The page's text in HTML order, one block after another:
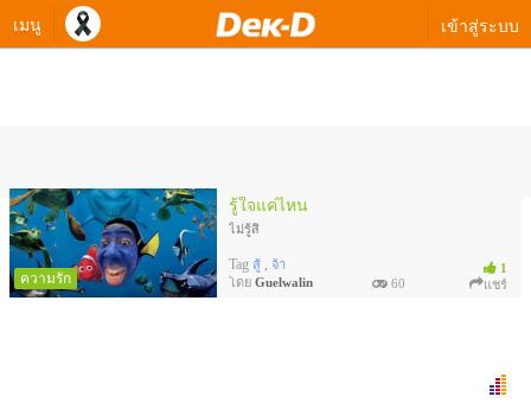
เมนู เข้าสู่ระบบ
ความรัก
รู้ใจแค่ไหน
1
ไม่รู้สิ
Tag สู้ , จ้า
โดย Guelwalin 60 แชร์